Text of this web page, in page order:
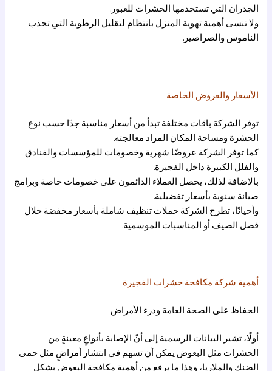
الجدران التي تستخدمها الحشرات للعبور.
ولا تنسى أهمية تهوية المنزل بانتظام لتقليل الرطوبة التي تجذب
الناموس والصراصير.
الأسعار والعروض الخاصة
توفر الشركة باقات مختلفة تبدأ من أسعار مناسبة جدًا حسب نوع
الحشرة ومساحة المكان المراد معالجته.
كما توفر الشركة عروضًا شهرية وخصومات للمؤسسات والفنادق
والفلل الكبيرة داخل الفجيرة.
بالإضافة لذلك، يحصل العملاء الدائمون على خصومات خاصة وبرامج
صيانة سنوية بأسعار تفضيلية.
وأحيانًا، تطرح الشركة حملات تنظيف شاملة بأسعار مخفضة خلال
فصل الصيف أو المناسبات الموسمية.
أهمية شركة مكافحة حشرات الفجيرة
الحفاظ على الصحة العامة ودرء الأمراض
أولًا، تشير البيانات الرسمية إلى أنّ الإصابة بأنواعٍ معينةٍ من
الحشرات مثل البعوض يمكن أن تسهم في انتشار أمراضٍ مثل حمى
الضنك والملاريا، وهذا ما يرفع من أهمية مكافحة البعوض بشكلٍ